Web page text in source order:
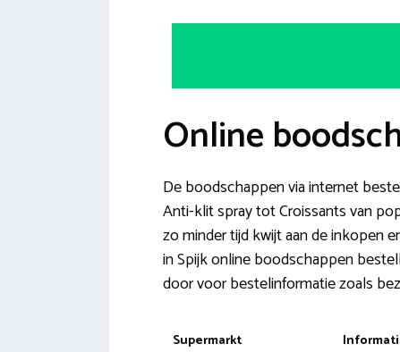
Online
De boodschappen via internet
Anti-klit spray tot Croissants van
zo minder tijd kwijt aan de inkopen
in Spijk online boodschappen
door voor bestelinformatie zoals
Supermarkt